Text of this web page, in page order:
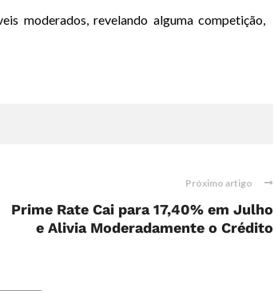
moderados, revelando alguma competição,
Próximo artigo
Prime Rate Cai para 17,40% em Julho
e Alivia Moderadamente o Crédito